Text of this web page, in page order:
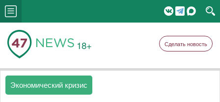
18+ Сделать новость
Экономический кризис